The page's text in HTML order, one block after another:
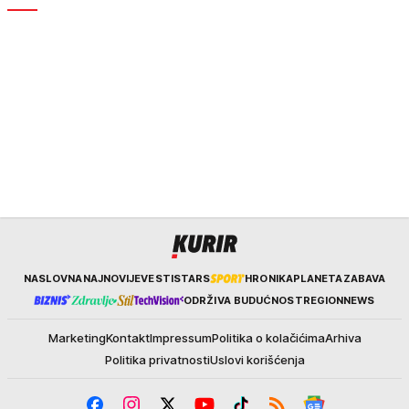
KurirNASLOVNANAJNOVIJEVESTISTARS HRONIKAPLANETAZABAVA
ODRŽIVA BUDUĆNOSTREGIONNEWS
MarketingKontaktImpressumPolitika o kolačićimaArhiva
Politika privatnostiUslovi korišćenja